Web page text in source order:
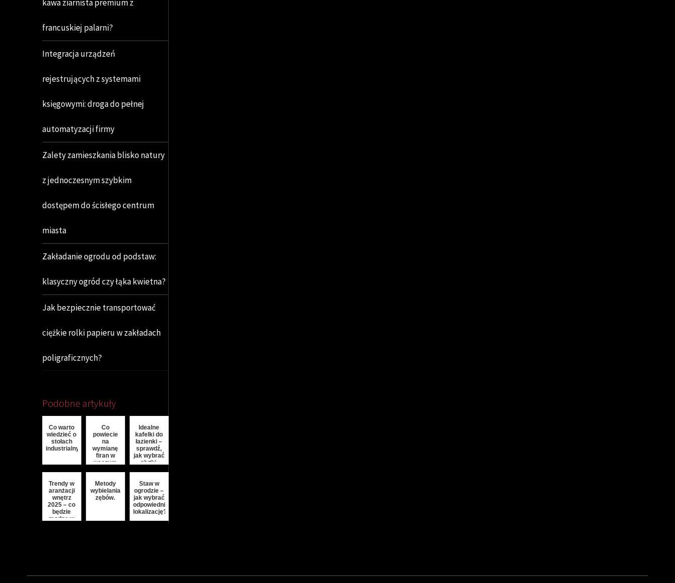
kawa ziarnista premium z
francuskiej palarni?
Integracja urządzeń
rejestrujących z systemami
księgowymi: droga do pełnej
automatyzacji firmy
Zalety zamieszkania blisko natury
z jednoczesnym szybkim
dostępem do ścisłego centrum
miasta
Zakładanie ogrodu od podstaw:
klasyczny ogród czy łąka kwietna?
Jak bezpiecznie transportować
ciężkie rolki papieru w zakładach
poligraficznych?
Podobne artykuły
Co warto
wiedzieć o
stołach
industrialnych?
Co
powiecie
na
wymianę
firan w
waszym
Idealne
kafelki do
łazienki –
sprawdź,
jak wybrać
płytki,
funkcjonalnością
Trendy w
aranżacji
wnętrz
2025 – co
będzie
modne w
Metody
wybielania
zębów.
Staw w
ogrodzie –
jak wybrać
odpowiednią
lokalizację?